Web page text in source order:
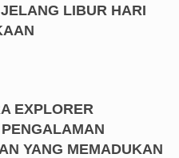
LIBUR HARI
EXPLORER
YANG MEMADUKAN